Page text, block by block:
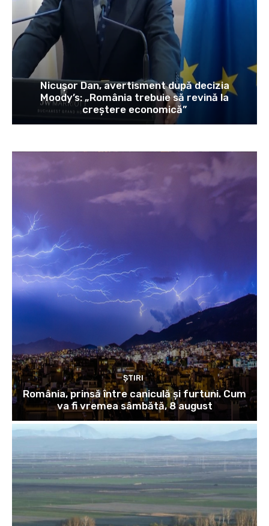
Nicușor Dan, avertisment după decizia
Moody’s: „România trebuie să revină la
creștere economică”
ȘTIRI
România, prinsă între caniculă și furtuni. Cum
va fi vremea sâmbătă, 8 august